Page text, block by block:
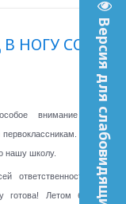
Версия для слабовидящих
НОГУ СО
внимание и
Мы
нашу школу.
ответственностью
готова! Летом был